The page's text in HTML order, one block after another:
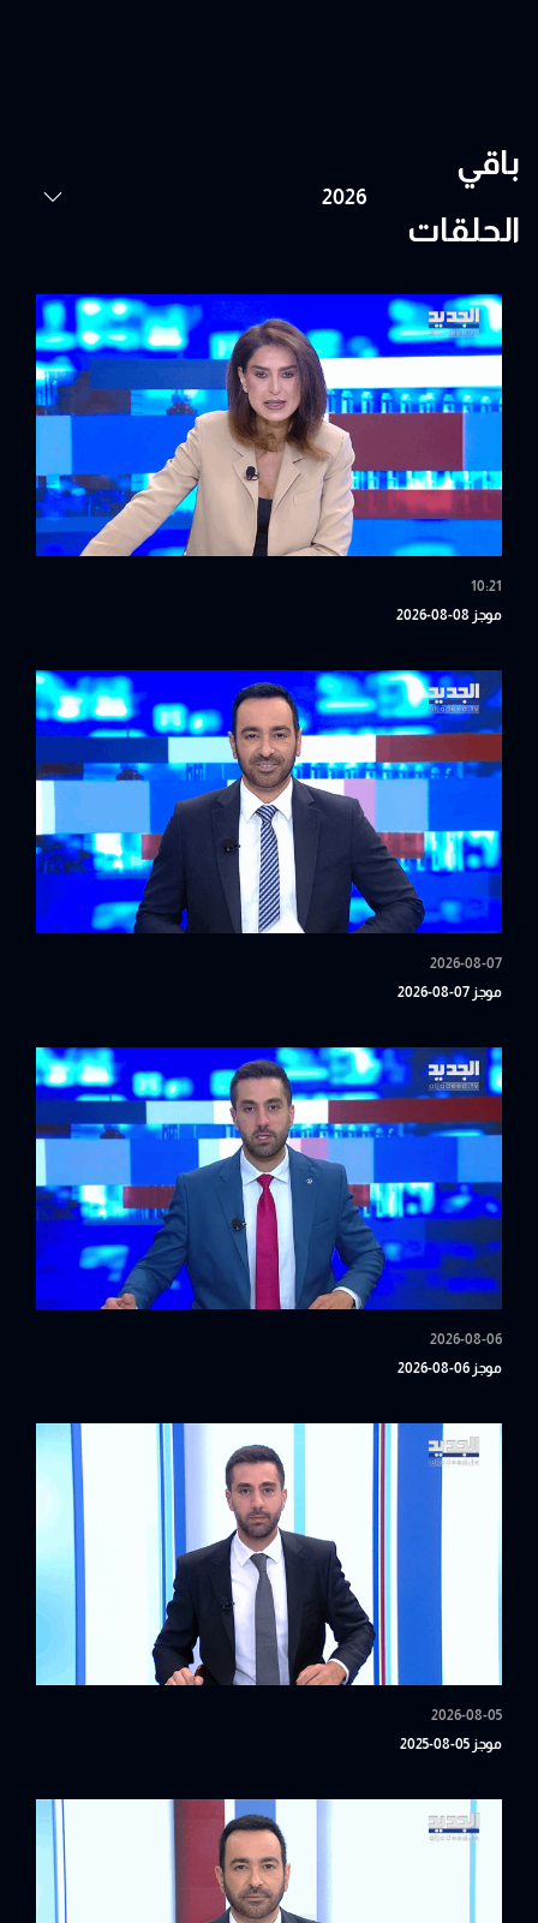
باقي
الحلقات
10:21
موجز 08-08-2026
2026-08-07
موجز 07-08-2026
2026-08-06
موجز 06-08-2026
2026-08-05
موجز 05-08-2025